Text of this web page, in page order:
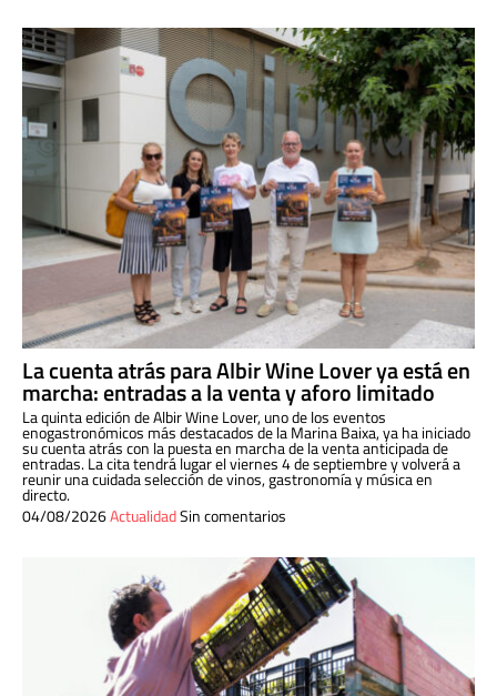
La cuenta atrás para Albir Wine Lover ya está en
marcha: entradas a la venta y aforo limitado
La quinta edición de Albir Wine Lover, uno de los eventos
enogastronómicos más destacados de la Marina Baixa, ya ha iniciado
su cuenta atrás con la puesta en marcha de la venta anticipada de
entradas. La cita tendrá lugar el viernes 4 de septiembre y volverá a
reunir una cuidada selección de vinos, gastronomía y música en
directo.
04/08/2026ActualidadSin comentarios